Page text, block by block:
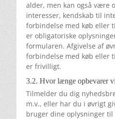
alder, men kan også være
interesser, kendskab til
forbindelse med køb eller
er obligatoriske
formularen. Afgivelse af
forbindelse med køb eller
er frivilligt.
3.2. Hvor længe opbevarer
Tilmelder du dig
m.v., eller har du i øvrigt
bruger dine oplysninger til